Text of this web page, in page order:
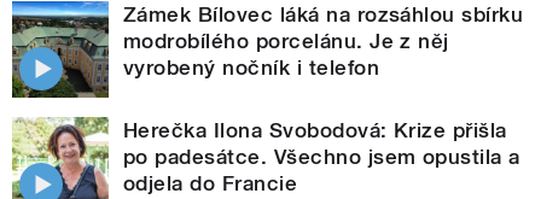
Zámek Bílovec láká na rozsáhlou sbírku
modrobílého porcelánu. Je z něj
vyrobený nočník i telefon
Herečka Ilona Svobodová: Krize přišla
po padesátce. Všechno jsem opustila a
odjela do Francie